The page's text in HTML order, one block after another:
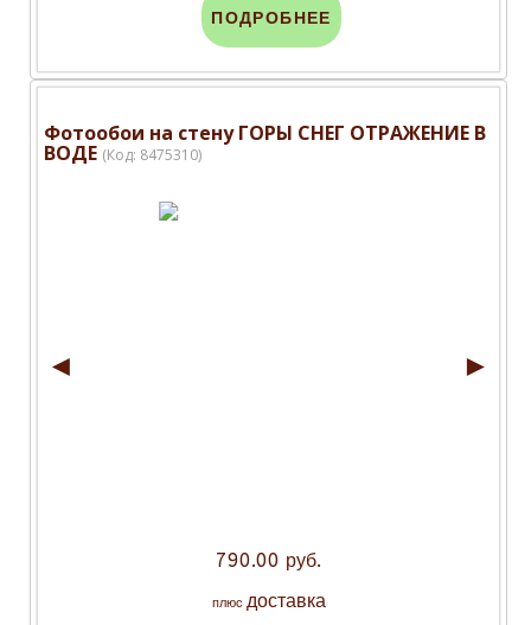
ПОДРОБНЕЕ
Фотообои на стену ГОРЫ СНЕГ ОТРАЖЕНИЕ В
ВОДЕ (Код: 8475310)
◄ ►
790.00 руб.
плюс доставка